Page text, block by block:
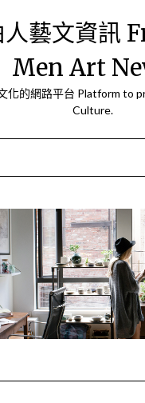
人藝文資訊
Men Art
化的網路平台 Platform to
Culture.